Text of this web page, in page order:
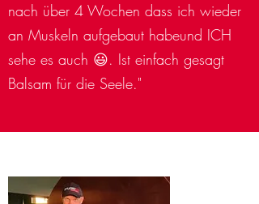
nach über 4 Wochen dass ich wieder
an Muskeln aufgebaut habeund ICH
sehe es auch 😃. Ist einfach gesagt
Balsam für die Seele."